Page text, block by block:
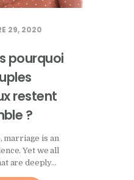
29, 2020
pourquoi
restent
?
marriage is an
Yet we all
are deeply…